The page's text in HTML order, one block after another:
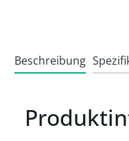
Beschreibung